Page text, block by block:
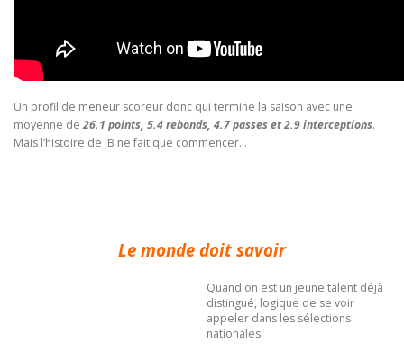
Un profil de meneur scoreur donc qui termine la saison avec une
moyenne de26.1 points, 5.4 rebonds, 4.7 passes et 2.9 interceptions.
Mais l’histoire de JB ne fait que commencer…
Le monde doit savoir
Quand on est un jeune talent déjà
distingué, logique de se voir
appeler dans les sélections
nationales.